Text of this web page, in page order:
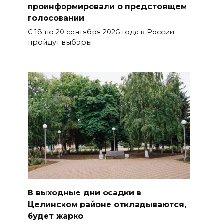
проинформировали о предстоящем
голосовании
С 18 по 20 сентября 2026 года в России
пройдут выборы
В выходные дни осадки в
Целинском районе откладываются,
будет жарко